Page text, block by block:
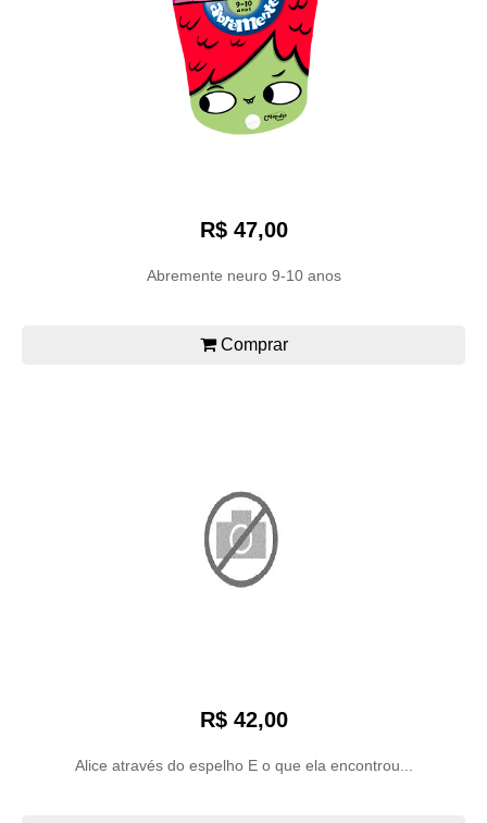
R$ 47,00
Abremente neuro 9-10 anos
Comprar
R$ 42,00
Alice através do espelho E o que ela encontrou...